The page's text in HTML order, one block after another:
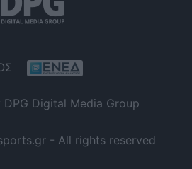
Digital Media Group
- All rights reserved